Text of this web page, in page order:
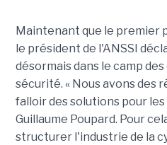
Maintenant que le premier
le président de l'ANSSI
désormais dans le camp
sécurité. « Nous avons des
falloir des solutions pour
Guillaume Poupard. Pour
structurer l'industrie de la